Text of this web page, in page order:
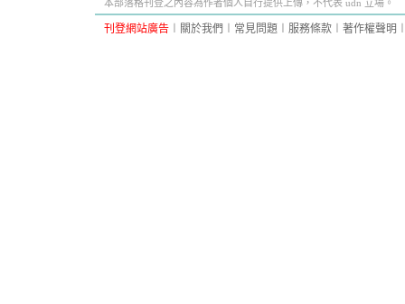
本部落格刊登之內容為作者個人自行提供上傳，不代表 udn 立場。
刊登網站廣告 關於我們 常見問題 服務條款 著作權聲明